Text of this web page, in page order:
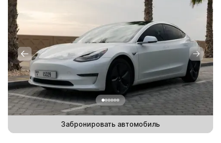
Забронировать автомобиль